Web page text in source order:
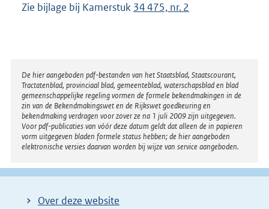
l
:
i
n
k
:
Zie bijlage bij Kamerstuk 34 475, nr. 2
Disclaimer
De hier aangeboden pdf-bestanden van het Staatsblad, Staatscourant,
Tractatenblad, provinciaal blad, gemeenteblad, waterschapsblad en blad
gemeenschappelijke regeling vormen de formele bekendmakingen in de
zin van de Bekendmakingswet en de Rijkswet goedkeuring en
bekendmaking verdragen voor zover ze na 1 juli 2009 zijn uitgegeven.
Voor pdf-publicaties van vóór deze datum geldt dat alleen de in papieren
vorm uitgegeven bladen formele status hebben; de hier aangeboden
elektronische versies daarvan worden bij wijze van service aangeboden.
Over deze website